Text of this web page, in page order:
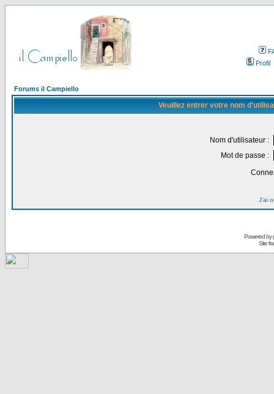
Profil
Forums il Campiello
Veuillez entrer votre nom
Nom d'utilisateur :
Mot de passe :
J'ai
Powered by
Site